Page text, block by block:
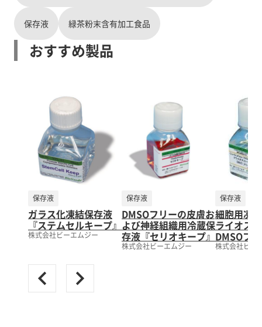
保存液 緑茶粉末含有加工食品
おすすめ製品
保存液
ガラス化凍結保存液
『ステムセルキープ』
株式会社ビーエムジー
保存液
DMSOフリーの皮膚お
よび神経組織用冷蔵保
存液『セリオキープ』
株式会社ビーエムジー
保存液
細胞用凍
ライオス
DMSOフ
株式会社ビー